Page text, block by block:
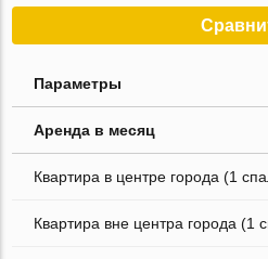
Параметры
Аренда в месяц
Квартира в центре города (1
Квартира вне центра города (1